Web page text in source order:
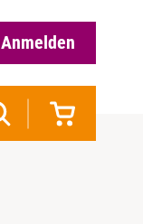
Anmelden